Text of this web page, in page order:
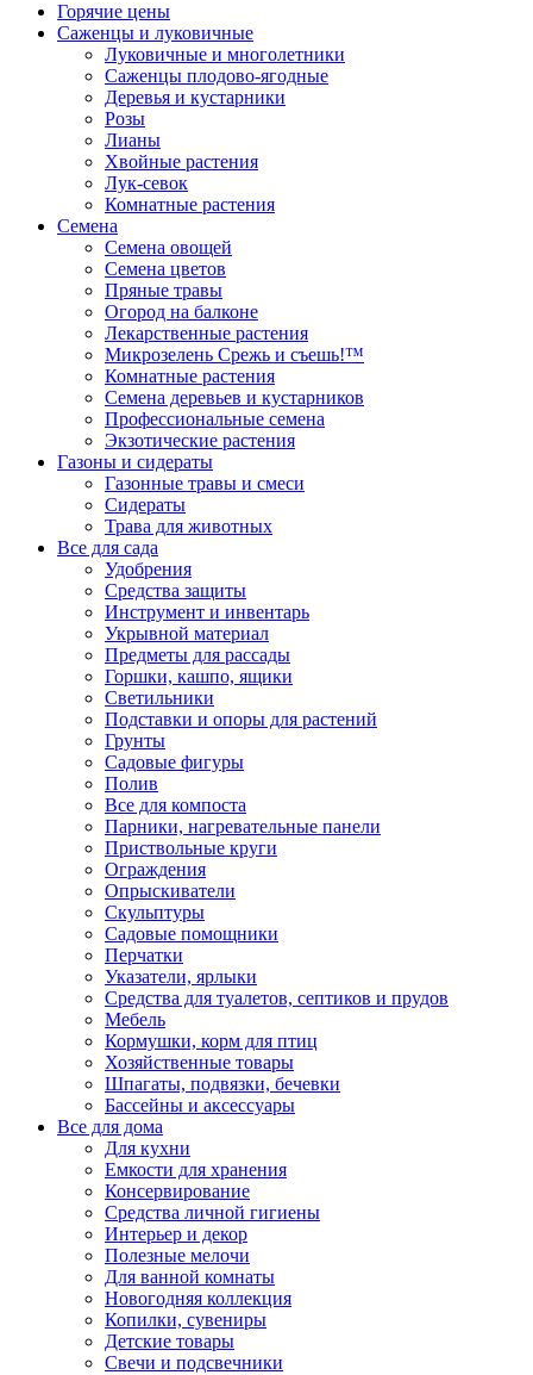
Горячие цены
Саженцы и луковичные
Луковичные и многолетники
Саженцы плодово-ягодные
Деревья и кустарники
Розы
Лианы
Хвойные растения
Лук-севок
Комнатные растения
Семена
Семена овощей
Семена цветов
Пряные травы
Огород на балконе
Лекарственные растения
Микрозелень Срежь и съешь!™
Комнатные растения
Семена деревьев и кустарников
Профессиональные семена
Экзотические растения
Газоны и сидераты
Газонные травы и смеси
Сидераты
Трава для животных
Все для сада
Удобрения
Средства защиты
Инструмент и инвентарь
Укрывной материал
Предметы для рассады
Горшки, кашпо, ящики
Светильники
Подставки и опоры для растений
Грунты
Садовые фигуры
Полив
Все для компоста
Парники, нагревательные панели
Приствольные круги
Ограждения
Опрыскиватели
Скульптуры
Садовые помощники
Перчатки
Указатели, ярлыки
Средства для туалетов, септиков и прудов
Мебель
Кормушки, корм для птиц
Хозяйственные товары
Шпагаты, подвязки, бечевки
Бассейны и аксессуары
Все для дома
Для кухни
Емкости для хранения
Консервирование
Средства личной гигиены
Интерьер и декор
Полезные мелочи
Для ванной комнаты
Новогодняя коллекция
Копилки, сувениры
Детские товары
Свечи и подсвечники